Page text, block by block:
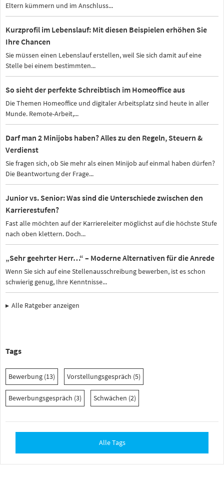
Eltern kümmern und im Anschluss...
Kurzprofil im Lebenslauf: Mit diesen Beispielen erhöhen Sie
Ihre Chancen
Sie müssen einen Lebenslauf erstellen, weil Sie sich damit auf eine
Stelle bei einem bestimmten...
So sieht der perfekte Schreibtisch im Homeoffice aus
Die Themen Homeoffice und digitaler Arbeitsplatz sind heute in aller
Munde. Remote-Arbeit,...
Darf man 2 Minijobs haben? Alles zu den Regeln, Steuern &
Verdienst
Sie fragen sich, ob Sie mehr als einen Minijob auf einmal haben dürfen?
Die Beantwortung der Frage...
Junior vs. Senior: Was sind die Unterschiede zwischen den
Karrierestufen?
Fast alle möchten auf der Karriereleiter möglichst auf die höchste Stufe
nach oben klettern. Doch...
„Sehr geehrter Herr…“ – Moderne Alternativen für die Anrede
Wenn Sie sich auf eine Stellenausschreibung bewerben, ist es schon
schwierig genug, Ihre Kenntnisse...
Alle Ratgeber anzeigen
Tags
Bewerbung (13) Vorstellungsgespräch (5)
Bewerbungsgespräch (3) Schwächen (2)
Alle Tags